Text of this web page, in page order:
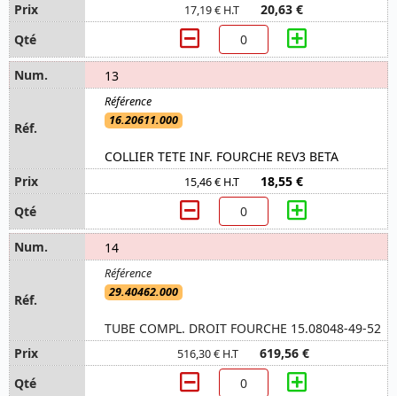
17,19 € H.T 20,63 €
13
16.20611.000
COLLIER TETE INF. FOURCHE REV3 BETA
15,46 € H.T 18,55 €
14
29.40462.000
TUBE COMPL. DROIT FOURCHE 15.08048-49-52
516,30 € H.T 619,56 €